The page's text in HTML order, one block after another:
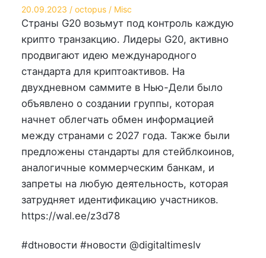
Опубликовано
на
20.09.2023 Автор
octopus
Опубликовано
в
Misc
Страны G20 возьмут под контроль каждую
крипто транзакцию. Лидеры G20, активно
продвигают идею международного
стандарта для криптоактивов. На
двухдневном саммите в Нью-Дели было
объявлено о создании группы, которая
начнет облегчать обмен информацией
между странами с 2027 года. Также были
предложены стандарты для стейблкоинов,
аналогичные коммерческим банкам, и
запреты на любую деятельность, которая
затрудняет идентификацию участников.
https://wal.ee/z3d78
#dtновости #новости @digitaltimeslv